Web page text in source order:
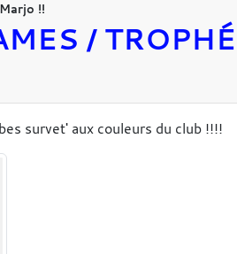
!!
/
survet' aux couleurs du club !!!!